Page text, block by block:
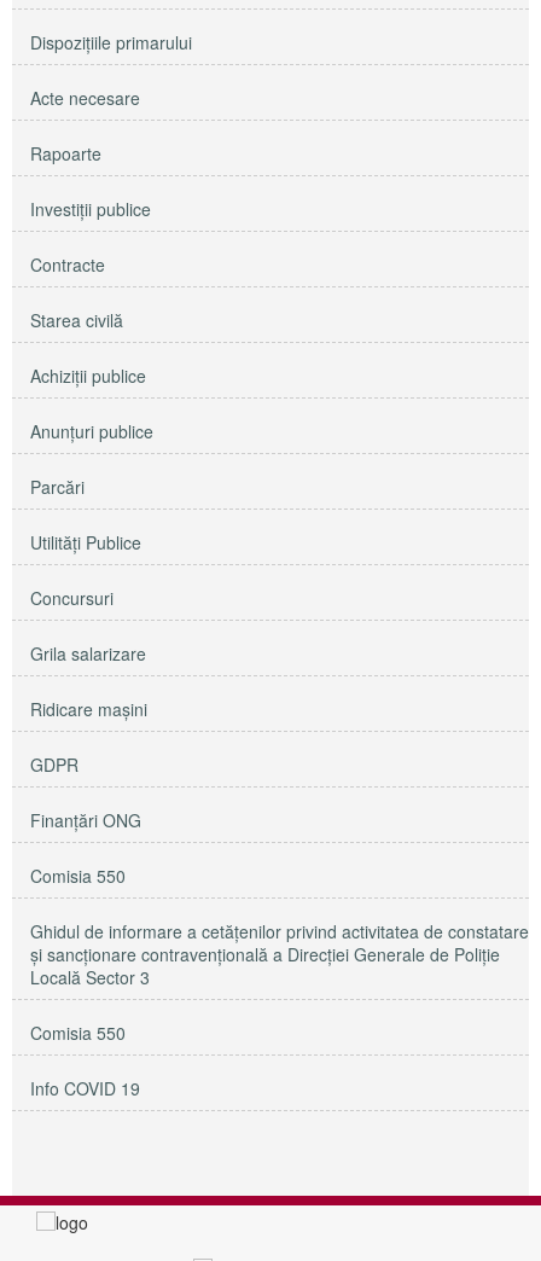
Dispoziţiile primarului
Acte necesare
Rapoarte
Investiţii publice
Contracte
Starea civilă
Achiziţii publice
Anunţuri publice
Parcări
Utilităţi Publice
Concursuri
Grila salarizare
Ridicare maşini
GDPR
Finanțări ONG
Comisia 550
Ghidul de informare a cetățenilor privind activitatea de constatare
și sancționare contravențională a Direcției Generale de Poliție
Locală Sector 3
Comisia 550
Info COVID 19